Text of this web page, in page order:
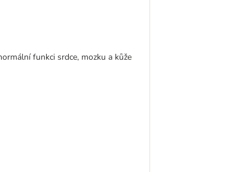
funkci srdce, mozku a kůže